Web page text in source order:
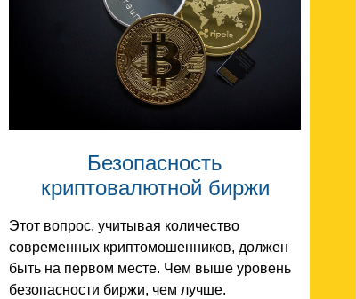
Безопасность
криптовалютной биржи
Этот вопрос, учитывая количество
современных криптомошенников, должен
быть на первом месте. Чем выше уровень
безопасности биржи, чем лучше.